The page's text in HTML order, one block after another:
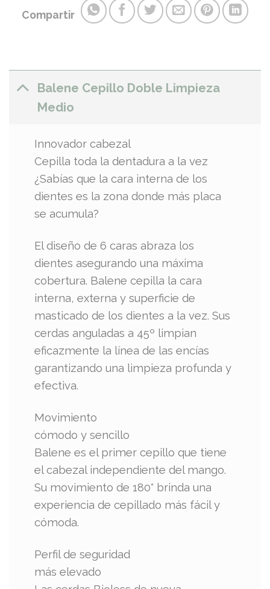
Compartir
Balene Cepillo Doble Limpieza
Medio
Innovador cabezal
Cepilla toda la dentadura a la vez
¿Sabías que la cara interna de los
dientes es la zona donde más placa
se acumula?
El diseño de 6 caras abraza los
dientes asegurando una máxima
cobertura. Balene cepilla la cara
interna, externa y superficie de
masticado de los dientes a la vez. Sus
cerdas anguladas a 45º limpian
eficazmente la línea de las encías
garantizando una limpieza profunda y
efectiva.
Movimiento
cómodo y sencillo
Balene es el primer cepillo que tiene
el cabezal independiente del mango.
Su movimiento de 180° brinda una
experiencia de cepillado más fácil y
cómoda.
Perfil de seguridad
más elevado